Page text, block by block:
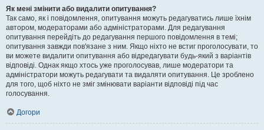
Як мені змінити або видалити опитування?
Так само, як і повідомлення, опитування можуть редагуватись лише їхнім
автором, модераторами або адміністраторами. Для редагування
опитування перейдіть до редагування першого повідомлення в темі;
опитування завжди пов'язане з ним. Якщо ніхто не встиг проголосувати, то
ви можете видалити опитування або відредагувати будь-який з варіантів
відповіді. Однак якщо хтось уже проголосував, лише модератори та
адміністратори можуть редагувати та видаляти опитування. Це зроблено
для того, щоб ніхто не зміг змінювати варіанти відповіді під час
голосування.
Догори